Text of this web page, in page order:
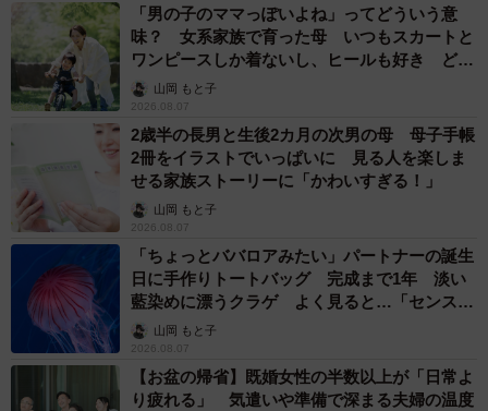
「男の子のママっぽいよね」ってどういう意
味？ 女系家族で育った母 いつもスカートと
ワンピースしか着ないし、ヒールも好き どの
へんが…
山岡 もと子
2026.08.07
2歳半の長男と生後2カ月の次男の母 母子手帳
2冊をイラストでいっぱいに 見る人を楽しま
せる家族ストーリーに「かわいすぎる！」
山岡 もと子
2026.08.07
「ちょっとババロアみたい」パートナーの誕生
日に手作りトートバッグ 完成まで1年 淡い
藍染めに漂うクラゲ よく見ると…「センスす
ごい」山岡 もと子
2026.08.07
【お盆の帰省】既婚女性の半数以上が「日常よ
り疲れる」 気遣いや準備で深まる夫婦の温度